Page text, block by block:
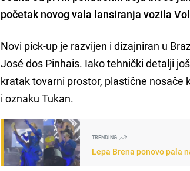
početak novog vala lansiranja vozila
Novi pick-up je razvijen i dizajniran u
José dos Pinhais. Iako tehnički detalji
kratak tovarni prostor, plastične
i oznaku Tukan.
TRENDING
Lepa Brena ponovo pala